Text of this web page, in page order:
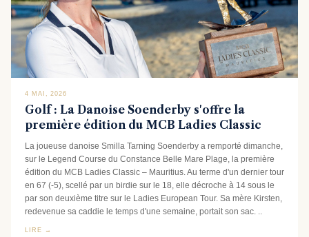
4 MAI, 2026
Golf : La Danoise Soenderby s'offre la
première édition du MCB Ladies Classic
La joueuse danoise Smilla Tarning Soenderby a remporté dimanche,
sur le Legend Course du Constance Belle Mare Plage, la première
édition du MCB Ladies Classic – Mauritius. Au terme d'un dernier tour
en 67 (-5), scellé par un birdie sur le 18, elle décroche à 14 sous le
par son deuxième titre sur le Ladies European Tour. Sa mère Kirsten,
redevenue sa caddie le temps d'une semaine, portait son sac. ..
LIRE →